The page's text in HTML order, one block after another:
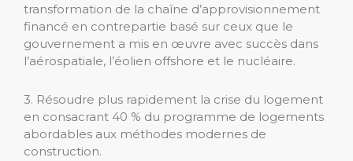
transformation de la chaîne d’approvisionnement
financé en contrepartie basé sur ceux que le
gouvernement a mis en œuvre avec succès dans
l’aérospatiale, l’éolien offshore et le nucléaire.
3. Résoudre plus rapidement la crise du logement
en consacrant 40 % du programme de logements
abordables aux méthodes modernes de
construction.